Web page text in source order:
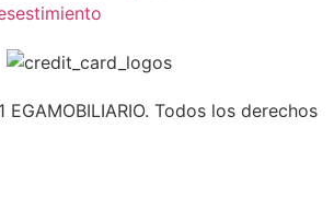
Todos los derechos